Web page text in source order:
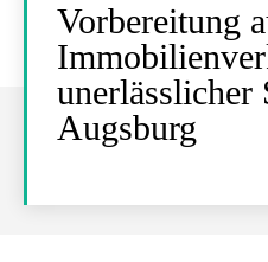
Vorbereitung
Augsburg